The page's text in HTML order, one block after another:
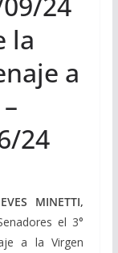
la
a
24
MINETTI,
el 3°
a la Virgen